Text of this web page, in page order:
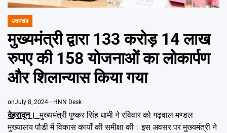
POSTED
उत्तराखंड
मुख्यमंत्री द्वारा 133 करोड़ 14 लाख
रुपए की 158 योजनाओं का लोकार्पण
और शिलान्यास किया गया
onJuly 8, 2024 HNN Desk
देहरादून।मुख्यमंत्री पुष्कर सिंह धामी ने रविवार को गढ़वाल मण्डल
मुख्यालय पौडी में विकास कार्यों की समीक्षा की। इस अवसर पर मुख्यमंत्री ने